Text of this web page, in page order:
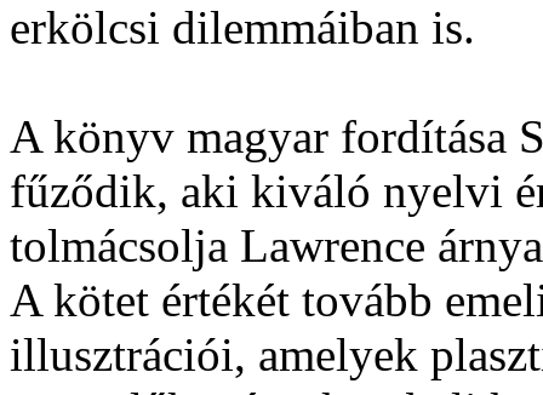
erkölcsi dilemmáiban is.
A könyv magyar fordítása
fűződik, aki kiváló nyelvi
tolmácsolja Lawrence
A kötet értékét tovább
illusztrációi, amelyek